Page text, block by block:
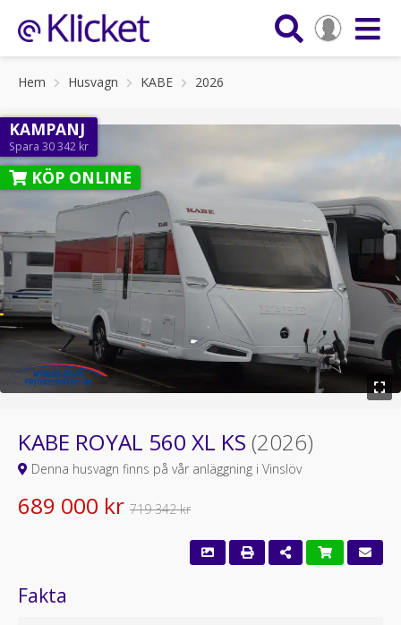
Hem Husvagn KABE 2026
KAMPANJ
Spara 30 342 kr
KÖP ONLINE
KABE ROYAL 560 XL KS (2026)
Denna husvagn finns på vår anläggning i Vinslöv
689 000 kr 719 342 kr
Fakta